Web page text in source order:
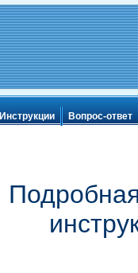
Инструкции Вопрос-ответ